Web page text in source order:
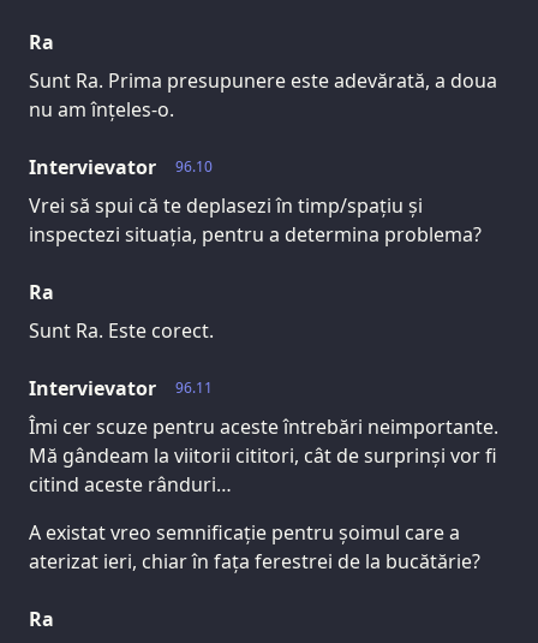
Ra
Sunt Ra. Prima presupunere este adevărată, a doua
nu am înțeles-o.
96.10
Intervievator
Vrei să spui că te deplasezi în timp/spațiu și
inspectezi situația, pentru a determina problema?
Ra
Sunt Ra. Este corect.
96.11
Intervievator
Îmi cer scuze pentru aceste întrebări neimportante.
Mă gândeam la viitorii cititori, cât de surprinși vor fi
citind aceste rânduri…
A existat vreo semnificație pentru șoimul care a
aterizat ieri, chiar în fața ferestrei de la bucătărie?
Ra